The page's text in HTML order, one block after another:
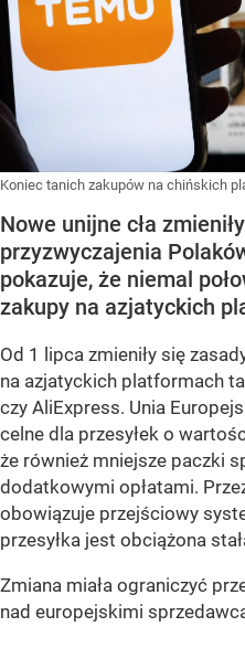
Koniec tanich zakupów na chińskich
Nowe unijne cła
przyzwyczajenia
pokazuje, że niemal
zakupy na azjatyckich
Od 1 lipca zmieniły się
na azjatyckich platformach
czy AliExpress. Unia
celne dla przesyłek o
że również mniejsze paczki
dodatkowymi opłatami.
obowiązuje przejściowy
przesyłka jest obciążona
Zmiana miała ograniczyć
nad europejskimi